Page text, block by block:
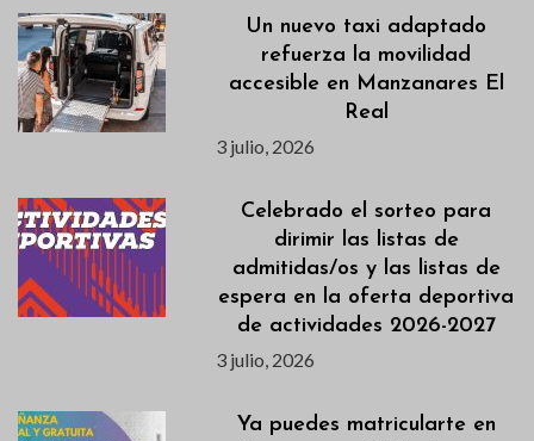
Un nuevo taxi adaptado
refuerza la movilidad
accesible en Manzanares El
Real
3 julio, 2026
Celebrado el sorteo para
dirimir las listas de
admitidas/os y las listas de
espera en la oferta deportiva
de actividades 2026-2027
3 julio, 2026
Ya puedes matricularte en